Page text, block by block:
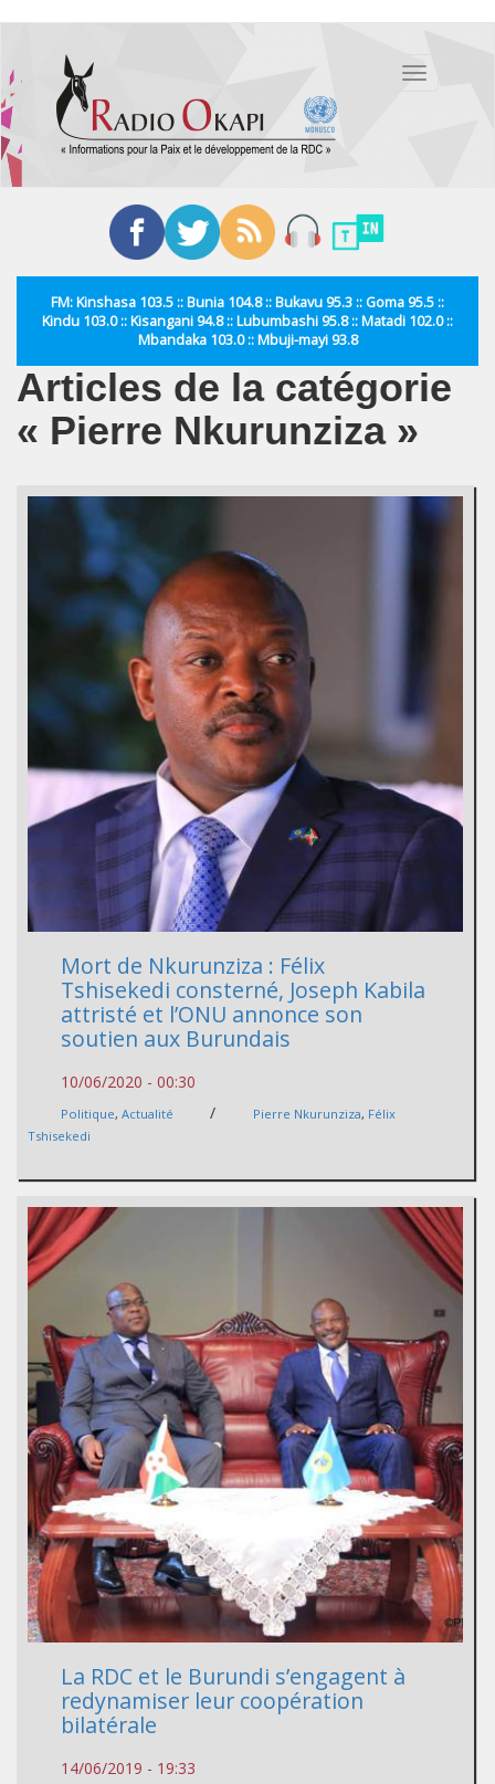
contenu
principal
Toggle
FM: Kinshasa 103.5 :: Bunia 104.8 :: Bukavu 95.3 :: Goma 95.5 ::
Kindu 103.0 :: Kisangani 94.8 :: Lubumbashi 95.8 :: Matadi 102.0 ::
Mbandaka 103.0 :: Mbuji-mayi 93.8
Articles de la catégorie
« Pierre Nkurunziza »
Mort de Nkurunziza : Félix
Tshisekedi consterné, Joseph Kabila
attristé et l’ONU annonce son
soutien aux Burundais
10/06/2020 - 00:30
Politique, Actualité / Pierre Nkurunziza, Félix
Tshisekedi
La RDC et le Burundi s’engagent à
redynamiser leur coopération
bilatérale
14/06/2019 - 19:33